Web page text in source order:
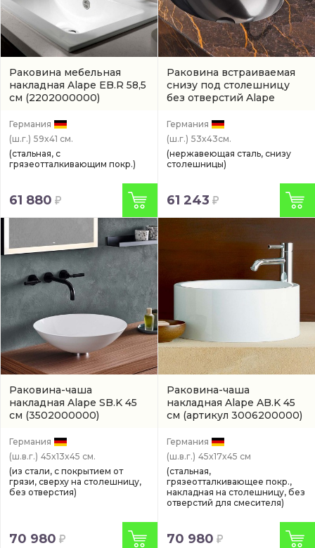
Раковина мебельная
накладная Alape EB.R 58,5
см (2202000000)
Германия
(ш.г.) 59x41 см.
(стальная, с
грязеотталкивающим покр.)
61 880
Раковина встраиваемая
снизу под столешницу
без отверстий Alape
(2111500190)
Германия
(ш.г.) 53x43см.
(нержавеющая сталь, снизу
столешницы)
61 243
Раковина-чаша
накладная Alape SB.K 45
см (3502000000)
Германия
(ш.в.г.) 45x13x45 см.
(из стали, с покрытием от
грязи, сверху на столешницу,
без отверстия)
70 980
Раковина-чаша
накладная Alape AB.K 45
см (артикул 3006200000)
Германия
(ш.в.г.) 45x17x45 см
(стальная,
грязеотталкивающее покр.,
накладная на столешницу, без
отверстий для смесителя)
70 980